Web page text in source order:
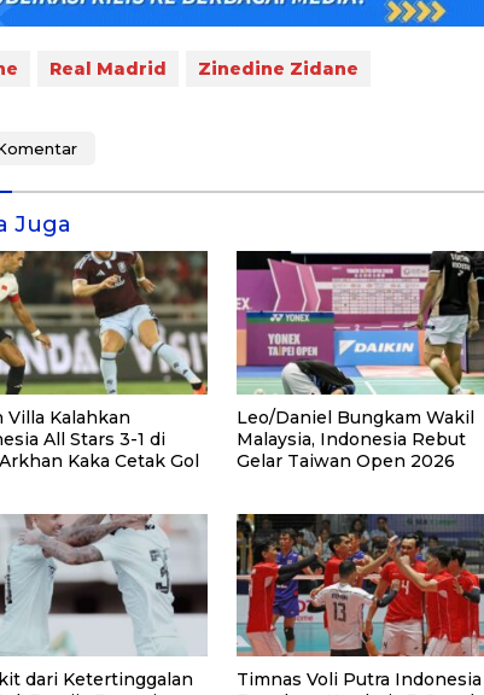
Real Madrid Zinedine Zidane
Juga
Villa Kalahkan
All Stars 3-1 di
Kaka Cetak Gol
Leo/Daniel Bungkam Wakil
Malaysia, Indonesia Rebut
Gelar Taiwan Open 2026
dari Ketertinggalan
Timnas Voli Putra Indonesia